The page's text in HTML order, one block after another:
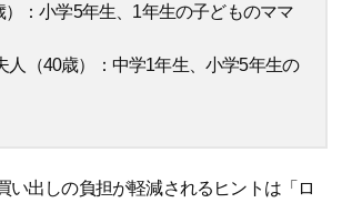
）：小学5年生、1年生の子どものママ
人（40歳）：中学1年生、小学5年生の
い出しの負担が軽減されるヒントは「ロ